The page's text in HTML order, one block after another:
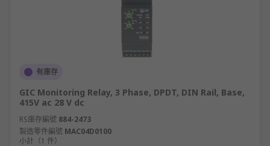
有庫存
GIC Monitoring Relay, 3 Phase, DPDT, DIN Rail, Base,
415V ac 28 V dc
RS庫存編號 884-2473
製造零件編號 MAC04D0100
小計（1 件）